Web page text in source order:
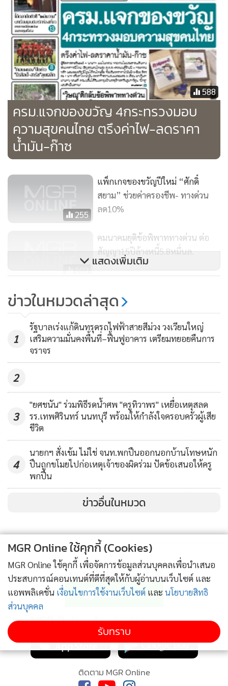
ถึงวันที่ 1 มกราคม 2563 เวลา 03.00 น.
การคมนาคมทางน้ำ ใน“โครงการสูงวัยได้สิทธิ” ผู้สูงอายุที่ใช้
บริการเรือในเขตกรุงเทพมหานคร จะได้ลดหย่อนค่าโดยสาร
เฉลี่ยร้อยละ 50 ตั้งแต่วันที่ 5 ธันวาคม 2562 เป็นต้นไป รวมทั้ง
จัดกิจกรรมล่องเรือสวดมนต์ข้ามปีภายใต้กิจกรรม “เจ้าท่าพาล่อง
สายชล สวดมนต์ภาวนาข้ามปี”ในวันที่ 31 ธันวาคม 2562
ในส่วนของการส่งเสริมความปลอดภัยและอำนวยความสะดวก
ของประชาชน กระทรวงคมนาคมยังได้จัดตั้งจุดตรวจร่วมกับ
สำนักงานคณะกรรมอาชีวศึกษา จำนวน 259 จุด ทั่วประเทศ
เพื่อให้บริการฟรีในด้านต่าง ๆ เช่น ช่วยเหลือกรณีฉุกเฉิน
บริการรถยก/รถลาก บริการตรวจเช็คสภาพรถยนต์และรถ
จักรยานยนต์ฟรี 20 รายการ ณ ศูนย์บริการที่มีป้ายเข้าร่วม
กิจกรรมของกรมขนส่งทางบก และศูนย์ซ่อมบำรุงและตรวจ
สภาพรถของ บริษัท ขนส่ง จำกัด จัดทำแอปพลิเคชั่น “นำทาง
(NUMTANG)” เพื่อให้บริการข้อมูลด้านการอำนวยความสะดวก
ในการเดินทางของประชาชนในเขตกรุงเทพมหานครและ
ทางน้ำ
รองโฆษกประจำสำนักนายกรัฐมนตรี ยังได้กล่าวว่า ทั้งนี้ เป็นส่วน
หนึ่งของขวัญจากรัฐบาล เพื่อมอบให้กับประชาชนในช่วง
เทศกาลแห่งความสุขที่จะมาถึงนี้
588
ครม.แจกของขวัญ 4กระทรวงมอบ
ความสุขคนไทย ตรึงค่าไฟ-ลดราคา
น้ำมัน-ก๊าซ
255
แพ็กเกจของขวัญปีใหม่ “ศักดิ์
สยาม” ช่วยค่าครองชีพ- ทางด่วน
ลด10%
103
คมนาคมยุติข้อพิพาททางด่วน ต่อ
สัญญา15ปีล้างหนี้5.8หมื่นล.
181
ลดเหลือ47บ./เที่ยว
แสดงเพิ่มเติม
ข่าวในหมวดล่าสุด
1
รัฐบาลเร่งแก้ดินทรุดรถไฟฟ้าสายสีม่วง วงเวียนใหญ่
เสริมความมั่นคงพื้นที่–ฟื้นฟูอาคาร เตรียมทยอยคืนการ
จราจร
2
3
"ยศชนัน" ร่วมพิธีรดน้ำศพ "ครูทิวาพร" เหยื่อเหตุสลด
รร.เทพศิรินทร์ นนทบุรี พร้อมให้กำลังใจครอบครัวผู้เสีย
ชีวิต
4
นายกฯ สั่งเข้ม ไม่ใช่ จนท.พกปืนออกนอกบ้านโทษหนัก
ปืนถูกขโมยไปก่อเหตุเจ้าของผิดร่วม ปัดข้อเสนอให้ครู
พกปืน
ข่าวอื่นในหมวด
ติดตามข่าวสารผ่านทาง LINE
MGR Online Application
ติดตาม MGR Online
MGR Online ใช้คุกกี้ (Cookies)
MGR Online ใช้คุกกี้ เพื่อจัดการข้อมูลส่วนบุคคลเพื่อนำเสนอ
ประสบการณ์คอนเทนต์ที่ดีที่สุดให้กับผู้อ่านบนเว็บไซต์ และ
แอพพลิเคชั่น เงื่อนไขการใช้งานเว็บไซต์ และ นโยบายสิทธิ
ส่วนบุคคล
รับทราบ